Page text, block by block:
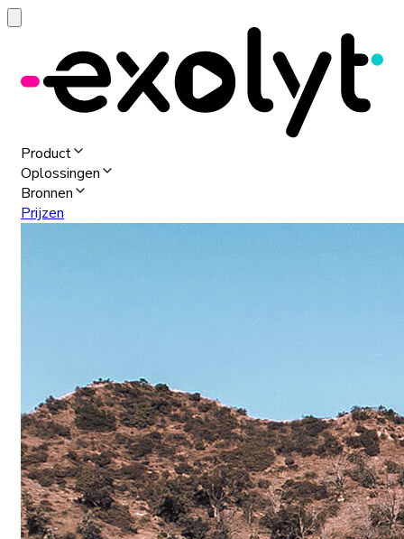
Product
Oplossingen
Bronnen
Prijzen